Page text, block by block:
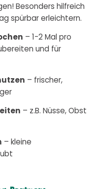
Besonders hilfreich
spürbar erleichtern.
– 1-2 Mal pro
und für
– frischer,
– z.B. Nüsse, Obst
– kleine